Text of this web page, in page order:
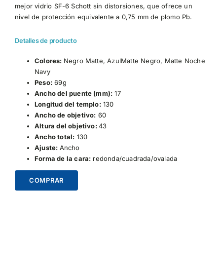
mejor vidrio SF-6 Schott sin distorsiones, que ofrece un
nivel de protección equivalente a 0,75 mm de plomo Pb.
Detalles de producto
Colores: Negro Matte, AzulMatte Negro, Matte Noche
Navy
Peso:69g
Ancho del puente (mm): 17
Longitud del templo:130
Ancho de objetivo: 60
Altura del objetivo:43
Ancho total: 130
Ajuste: Ancho
Forma de la cara: redonda/cuadrada/ovalada
COMPRAR